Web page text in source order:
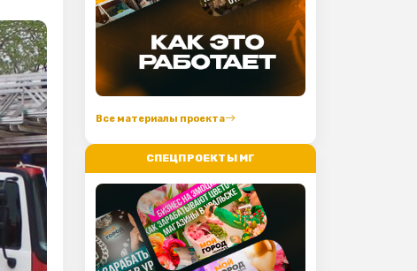
Все материалы проекта
СПЕЦПРОЕКТЫ МГ